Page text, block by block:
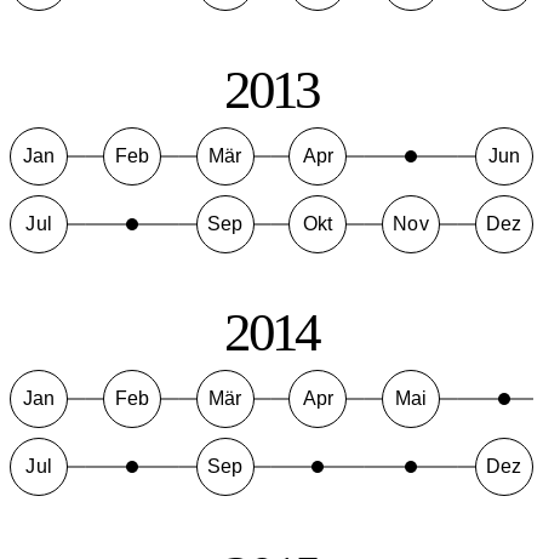
2013
Jan Feb Mär Apr Jun
Jul Sep Okt Nov Dez
2014
Jan Feb Mär Apr Mai
Jul Sep Dez